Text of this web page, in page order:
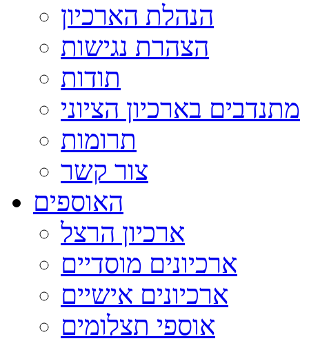
הנהלת הארכיון
הצהרת נגישות
תודות
מתנדבים בארכיון הציוני
תרומות
צור קשר
האוספים
ארכיון הרצל
ארכיונים מוסדיים
ארכיונים אישיים
אוספי תצלומים